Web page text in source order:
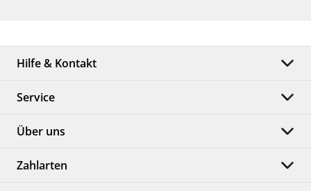
Hilfe & Kontakt
Service
Über uns
Zahlarten